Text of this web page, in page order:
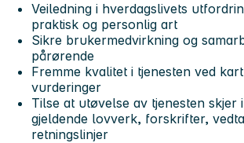
Veiledning i hverdagslivets
praktisk og personlig art
Sikre brukermedvirkning og
pårørende
Fremme kvalitet i tjenesten ved
vurderinger
Tilse at utøvelse av tjenesten skjer
gjeldende lovverk, forskrifter,